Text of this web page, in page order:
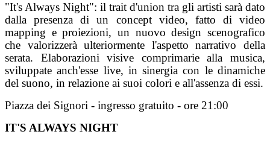
"It's Always Night": il trait d'union tra gli artisti sarà dato
dalla presenza di un concept video, fatto di video
mapping e proiezioni, un nuovo design scenografico
che valorizzerà ulteriormente l'aspetto narrativo della
serata. Elaborazioni visive comprimarie alla musica,
sviluppate anch'esse live, in sinergia con le dinamiche
del suono, in relazione ai suoi colori e all'assenza di essi.
Piazza dei Signori - ingresso gratuito - ore 21:00
IT'S ALWAYS NIGHT